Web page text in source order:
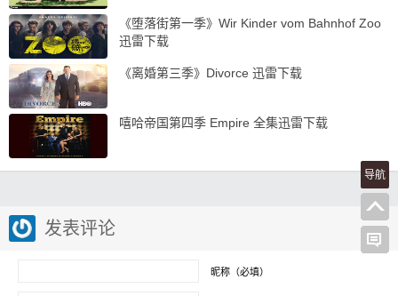
《堕落街第一季》Wir Kinder vom Bahnhof Zoo
迅雷下载
《离婚第三季》Divorce 迅雷下载
嘻哈帝国第四季 Empire 全集迅雷下载
发表评论
昵称（必填）
导航